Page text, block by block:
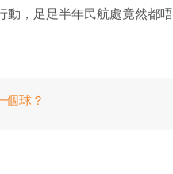
，足足半年民航處竟然都
個球？